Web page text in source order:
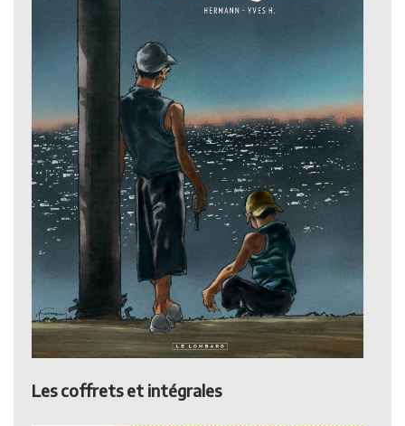
Les coffrets et intégrales